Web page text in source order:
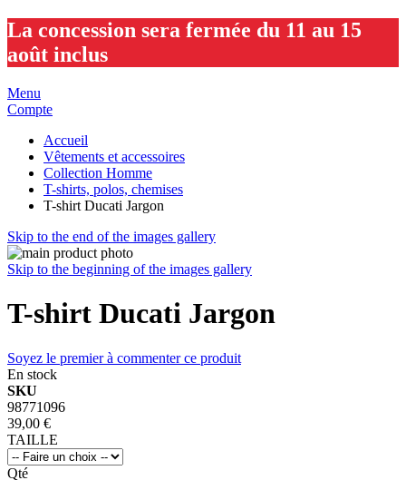
La concession sera fermée du 11 au 15
août inclus
Menu
Compte
Accueil
Vêtements et accessoires
Collection Homme
T-shirts, polos, chemises
T-shirt Ducati Jargon
Skip to the end of the images gallery
Skip to the beginning of the images gallery
T-shirt Ducati Jargon
Soyez le premier à commenter ce produit
En stock
SKU
98771096
39,00 €
TAILLE
Qté